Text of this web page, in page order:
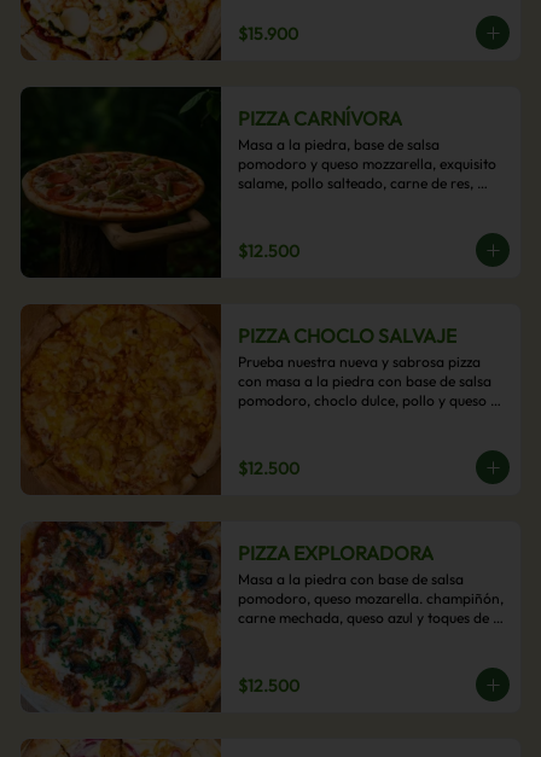
$15.900
PIZZA CARNÍVORA
Masa a la piedra, base de salsa
pomodoro y queso mozzarella, exquisito
salame, pollo salteado, carne de res,
$12.500
PIZZA CHOCLO SALVAJE
Prueba nuestra nueva y sabrosa pizza
con masa a la piedra con base de salsa
pomodoro, choclo dulce, pollo y queso
$12.500
PIZZA EXPLORADORA
Masa a la piedra con base de salsa
pomodoro, queso mozarella. champiñón,
carne mechada, queso azul y toques de
$12.500